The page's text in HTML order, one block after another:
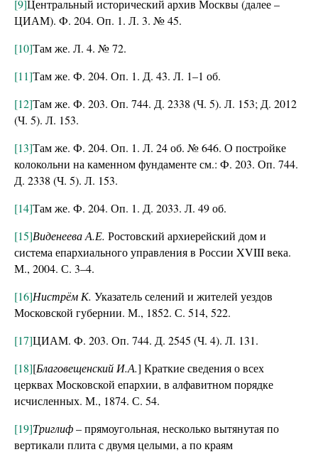
[9]Центральный исторический архив Москвы (далее –
ЦИАМ). Ф. 204. Оп. 1. Л. 3. № 45.
[10]Там же. Л. 4. № 72.
[11]Там же. Ф. 204. Оп. 1. Д. 43. Л. 1–1 об.
[12]Там же. Ф. 203. Оп. 744. Д. 2338 (Ч. 5). Л. 153; Д. 2012
(Ч. 5). Л. 153.
[13]Там же. Ф. 204. Оп. 1. Л. 24 об. № 646. О постройке
колокольни на каменном фундаменте см.: Ф. 203. Оп. 744.
Д. 2338 (Ч. 5). Л. 153.
[14]Там же. Ф. 204. Оп. 1. Д. 2033. Л. 49 об.
[15]Виденеева А.Е. Ростовский архиерейский дом и
система епархиального управления в России XVIII века.
М., 2004. С. 3–4.
[16]Нистрём К. Указатель селений и жителей уездов
Московской губернии. М., 1852. С. 514, 522.
[17]ЦИАМ. Ф. 203. Оп. 744. Д. 2545 (Ч. 4). Л. 131.
[18][Благовещенский И.А.] Краткие сведения о всех
церквах Московской епархии, в алфавитном порядке
исчисленных. М., 1874. С. 54.
[19]Триглиф– прямоугольная, несколько вытянутая по
вертикали плита с двумя целыми, а по краям